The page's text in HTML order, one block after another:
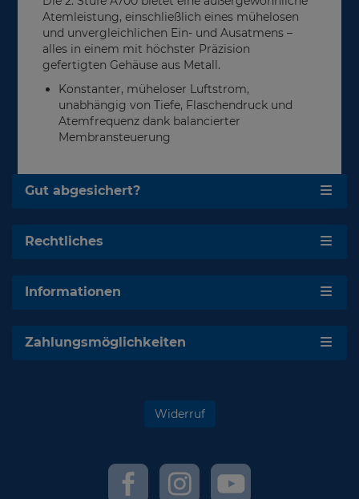
Atemleistung, einschließlich eines mühelosen
und unvergleichlichen Ein- und Ausatmens –
alles in einem mit höchster Präzision
gefertigten Gehäuse aus Metall.
Konstanter, müheloser Luftstrom,
unabhängig von Tiefe, Flaschendruck und
Atemfrequenz dank balancierter
Membransteuerung
Gut abgesichert?
Rechtliches
Informationen
Zahlungsmöglichkeiten
Widerruf